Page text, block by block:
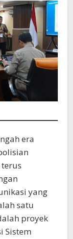
era
yang
satu
proyek
Sistem